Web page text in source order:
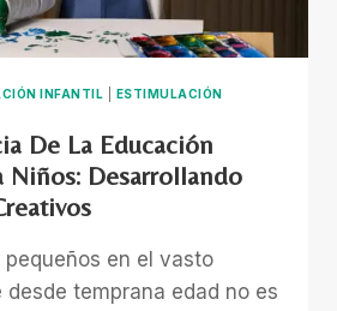
INFANTIL
ESTIMULACIÓN
De La Educación
Niños: Desarrollando
pequeños en el vasto
desde temprana edad no es